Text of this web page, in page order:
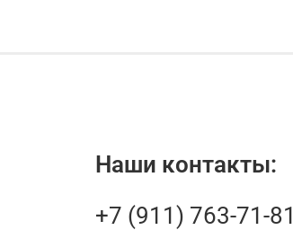
Наши контакты:
+7 (911) 763-71-81